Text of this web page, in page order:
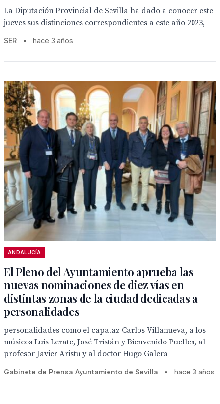
La Diputación Provincial de Sevilla ha dado a conocer este
jueves sus distinciones correspondientes a este año 2023,
SER • hace 3 años
ANDALUCÍA
El Pleno del Ayuntamiento aprueba las
nuevas nominaciones de diez vías en
distintas zonas de la ciudad dedicadas a
personalidades
personalidades como el capataz Carlos Villanueva, a los
músicos Luis Lerate, José Tristán y Bienvenido Puelles, al
profesor Javier Aristu y al doctor Hugo Galera
Gabinete de Prensa Ayuntamiento de Sevilla • hace 3 años